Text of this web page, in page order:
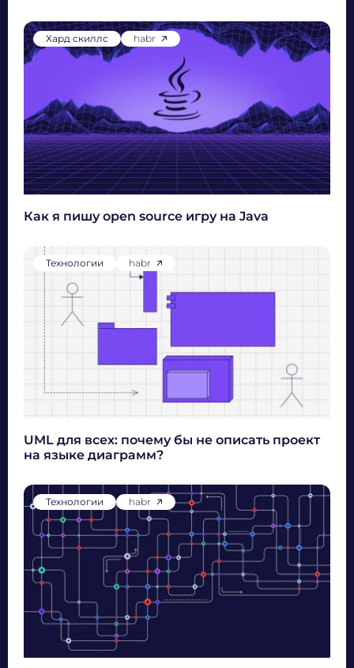
Хард скиллс habr
Как я пишу open source игру на Java
Технологии habr
UML для всех: почему бы не описать проект
на языке диаграмм?
Технологии habr